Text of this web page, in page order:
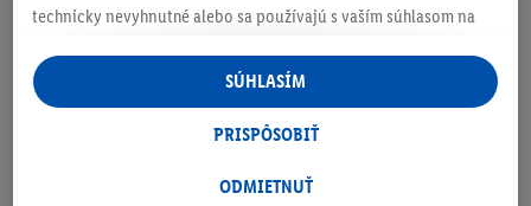
Podrobnosti o bezpečnosti produktu
technicky nevyhnutné alebo sa používajú s vaším súhlasom na
personalizovanú reklamu v rámci služieb Lidl aj mimo nich. Ak
ste účastníkom programu Lidl Plus, na tieto účely sa spracúvajú
aj údaje z vášho nákupného správania v obchode.
následne si vytvoríte účet Lidl Plus alebo sa prihlásite do svojho
ODMIETNUŤ
PRISPÔSOBIŤ
SÚHLASÍM